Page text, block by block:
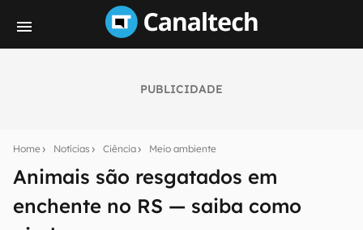
PUBLICIDADE
Home Notícias Ciência Meio ambiente
Animais são resgatados em
enchente no RS — saiba como
notícias e reviews sobre tecnologia em primeira
mão.
E-mail